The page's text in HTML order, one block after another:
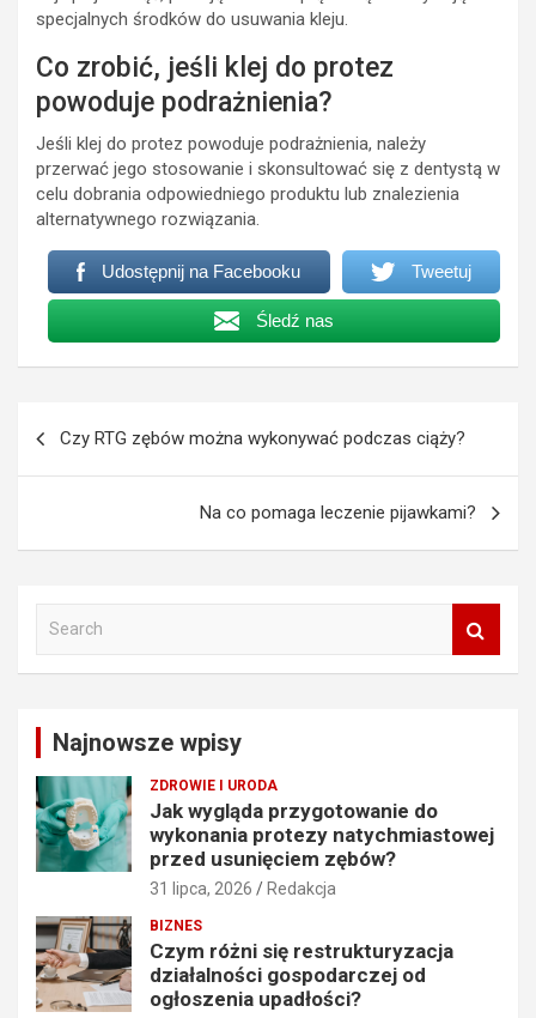
specjalnych środków do usuwania kleju.
Co zrobić, jeśli klej do protez
powoduje podrażnienia?
Jeśli klej do protez powoduje podrażnienia, należy
przerwać jego stosowanie i skonsultować się z dentystą w
celu dobrania odpowiedniego produktu lub znalezienia
alternatywnego rozwiązania.
Udostępnij na Facebooku Tweetuj
Śledź nas
wpisu
Czy RTG zębów można wykonywać podczas ciąży?
Na co pomaga leczenie pijawkami?
Najnowsze wpisy
ZDROWIE I URODA
Jak wygląda przygotowanie do
wykonania protezy natychmiastowej
przed usunięciem zębów?
31 lipca, 2026 Redakcja
BIZNES
Czym różni się restrukturyzacja
działalności gospodarczej od
ogłoszenia upadłości?